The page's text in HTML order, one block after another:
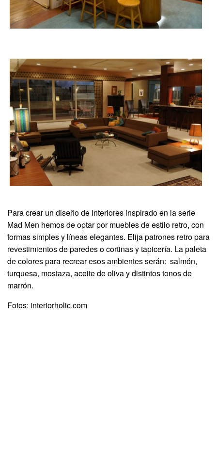
Para crear un diseño de interiores inspirado en la serie
Mad Men hemos de optar por muebles de estilo retro, con
formas simples y líneas elegantes. Elija patrones retro para
revestimientos de paredes o cortinas y tapicería. La paleta
de colores para recrear esos ambientes serán: salmón,
turquesa, mostaza, aceite de oliva y distintos tonos de
marrón.
Fotos: interiorholic.com